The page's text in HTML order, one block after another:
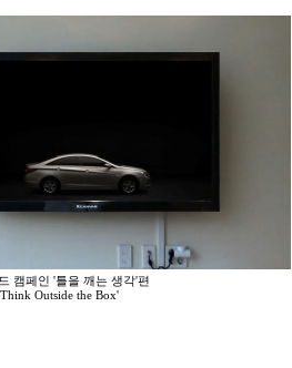
캠페인 '틀을 깨는 생각'편
Outside the Box'